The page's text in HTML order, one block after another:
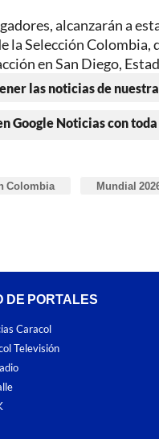
alcanzarán a
la Selección
en San Diego,
las noticias de
Google Noticias con
Colombia Mundial
DE PORTALES
Caracol
Televisión